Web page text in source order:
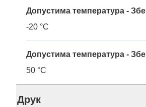
Допустима температура -
-20 °C
Допустима температура -
50 °C
Друк